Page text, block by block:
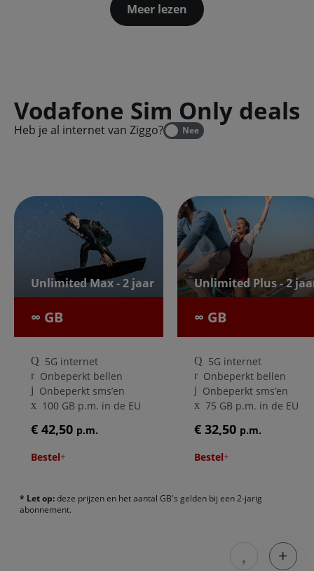
Meer lezen
Vodafone Sim Only deals
Heb je al internet van Ziggo? Nee
Unlimited Max - 2 jaar
∞ GB
5G internet
Onbeperkt bellen
Onbeperkt sms’en
100 GB p.m. in de EU
€ 42,50 p.m.
Bestel
Unlimited Plus - 2
∞ GB
5G internet
Onbeperkt bellen
Onbeperkt sms’en
75 GB p.m. in de EU
€ 32,50 p.m.
Bestel
* Let op:deze prijzen en het aantal GB's gelden bij een 2-jarig
abonnement.